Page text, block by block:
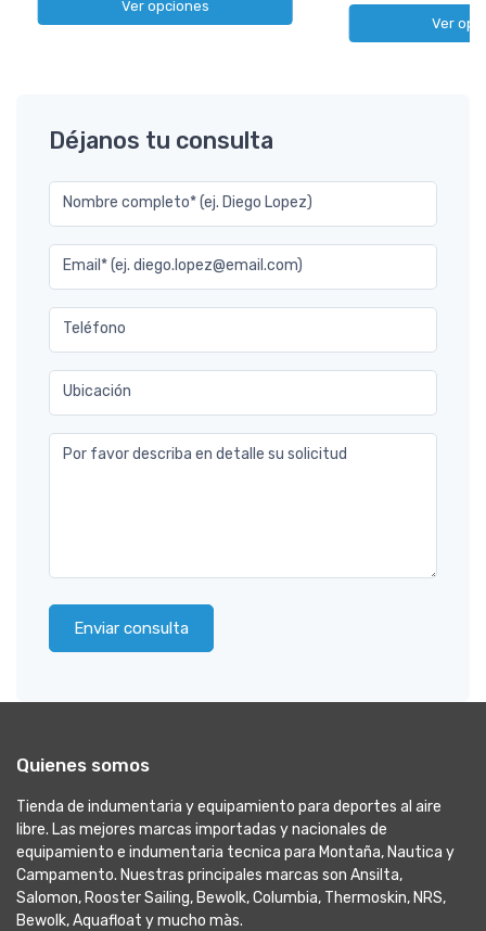
Ver opciones
Ver
Déjanos tu consulta
Nombre completo* (ej. Diego Lopez)
Email* (ej. diego.lopez@email.com)
Teléfono
Ubicación
Por favor describa en detalle su solicitud
Enviar consulta
Quienes somos
Tienda de indumentaria y equipamiento para deportes al aire
libre. Las mejores marcas importadas y nacionales de
equipamiento e indumentaria tecnica para Montaña, Nautica y
Campamento. Nuestras principales marcas son Ansilta,
Salomon, Rooster Sailing, Bewolk, Columbia, Thermoskin, NRS,
Bewolk, Aquafloat y mucho màs.